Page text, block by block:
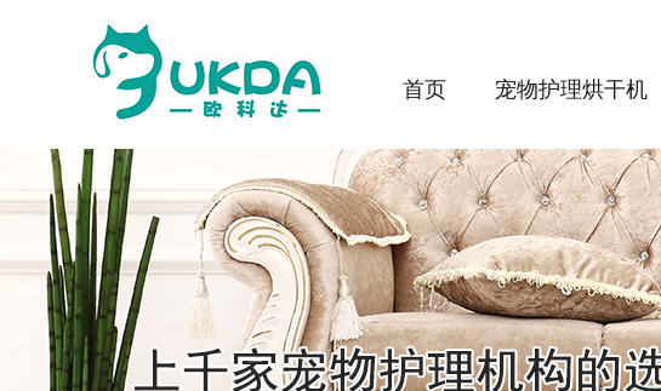
首页 宠物护理烘干机